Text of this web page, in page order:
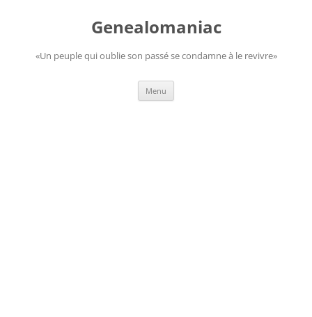
Genealomaniac
«Un peuple qui oublie son passé se condamne à le revivre»
Menu